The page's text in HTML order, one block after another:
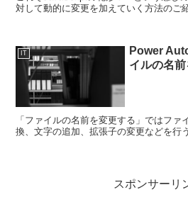
対して動的に変更を加えていく方法のご
IT
Power
イルの名
「ファイルの名前を変更する」ではフ
換、文字の追加、拡張子の変更などを行
スポンサーリ